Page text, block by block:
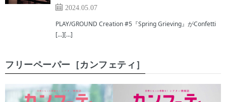
2024.05.07
PLAY/GROUND Creation #5『Spring Grieving』がConfetti
[…][…]
フリーペーパー［カンフェティ］